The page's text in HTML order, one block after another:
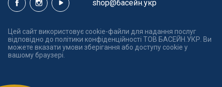
shop@басейн.укр
Цей сайт використовує cookie-файли для надання послуг
відповідно до політики конфіденційності ТОВ БАСЕЙН.УКР. Ви
можете вказати умови зберігання або доступу cookie у
вашому браузері.